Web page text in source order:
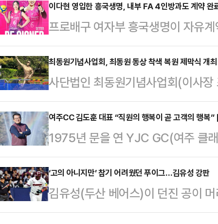
롬투어와 크롬투어 X으로 구성된
는 크롬투어 트리플 다이아몬드 골
하는 것이 특징이며, 크롬투어 골프
라 상급자까지 아우르며, 모든 골퍼
다.크롬투어 트리플 다이아몬드 골
Tour Aero)’ 기술이…
이다현 영입한 흥국생명, 내부 FA 4인방과도 계약 완
프로배구 여자부 흥국생명이 자유
계약을 완료했다.흥국생명은 23일
터 김다솔, 아포짓 문지윤과의 FA
다.이번 재계약 대상 선수들은
우승을 달성한 ‘통합우승’의 멤버
에도 강한 조직력과 유기적인 경기
리베로 신연경은 지난 시즌 정규리
록하며 후방 수비의…
최동원기념사업회, 최동원 동상 착색 복원 제막식 개최
사단법인 최동원기념사업회(이사
오후 4시 사직야구장 최동원 동상
막식’을 한다고 밝혔다.2013년 9
쇠팔 최동원 동상은 12년이 경과하
고, 흰곰팡이가 피어 착색 복원의
들에 의해 제기되어 왔다.그러나 기
난달 3월 취임한 최동원 후원회 김
후원금을 모금하여 착…
여주CC 김도훈 대표 “직원의 행복이 곧 고객의 행복
1975년 문을 연 YJC GC(여주 클
500개 넘는 골프장 가운데서도 손
장이다.사실 웬만한 골프 매니아가
실제로 여주CC는 회원제 골프장이
보다 많은 관심을 쏟았고 이로 인해
‘고의 아니지만’ 참기 어려웠던 푸이그…김유성 강판
김유성(두산 베어스)이 던진 공이
로즈)가 발끈하면서 벤치클리어링